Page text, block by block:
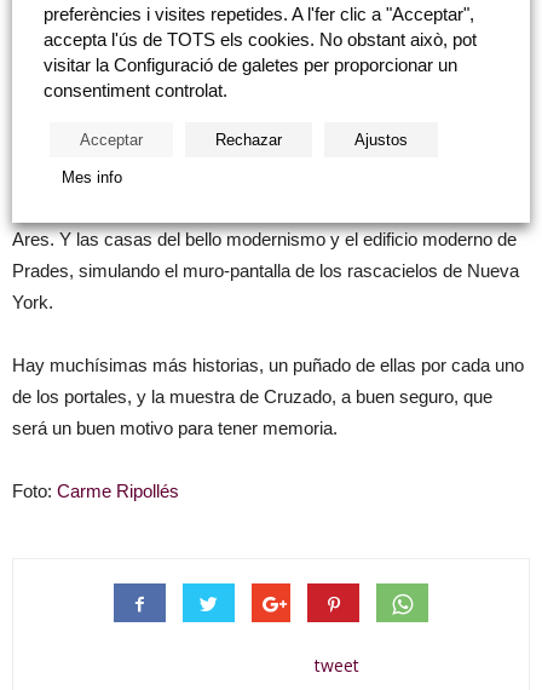
Castanyera. Y entre los dos extremos de la calle de Enmedio, la
consulta de los dentistas Nicolau, buenos amantes de la
fotografía, y la iglesia de San Miguel, muy ligada al gremio de los
cómo no, la memoria moderna de la heladería El Capri y de
Billares, de Casa Folch, Toldos Tárrega y las miles historias
Ares. Y las casas del bello modernismo y el edificio moderno de
Prades, simulando el muro-pantalla de los rascacielos de Nueva
York.
Hay muchísimas más historias, un puñado de ellas por cada uno
de los portales, y la muestra de Cruzado, a buen seguro, que
será un buen motivo para tener memoria.
Foto: Carme Ripollés
tweet
preferències i visites repetides. A l'fer clic a "Acceptar",
accepta l'ús de TOTS els cookies. No obstant això, pot
visitar la Configuració de galetes per proporcionar un
consentiment controlat.
Acceptar Rechazar Ajustos
Mes info